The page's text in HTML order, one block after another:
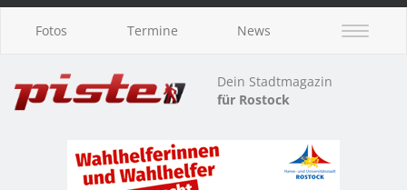
Fotos Termine News
Dein Stadtmagazin
für Rostock